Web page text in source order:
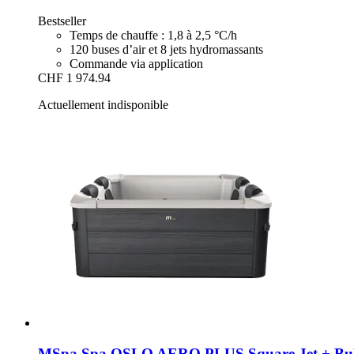
Bestseller
Temps de chauffe : 1,8 à 2,5 °C/h
120 buses d’air et 8 jets hydromassants
Commande via application
CHF 1 974.94
Actuellement indisponible